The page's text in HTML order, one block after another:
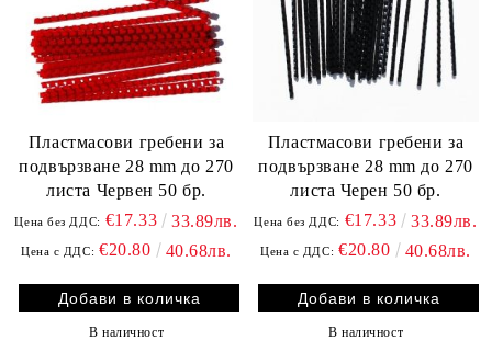
Пластмасови гребени за
подвързване 28 mm до 270
листа Червен 50 бр.
Цена без ДДС: €17.33 33.89лв.
Цена с ДДС: €20.80 40.68лв.
В наличност
Пластмасови гребени за
подвързване 28 mm до 270
листа Черен 50 бр.
Цена без ДДС: €17.33 33.89лв.
Цена с ДДС: €20.80 40.68лв.
В наличност